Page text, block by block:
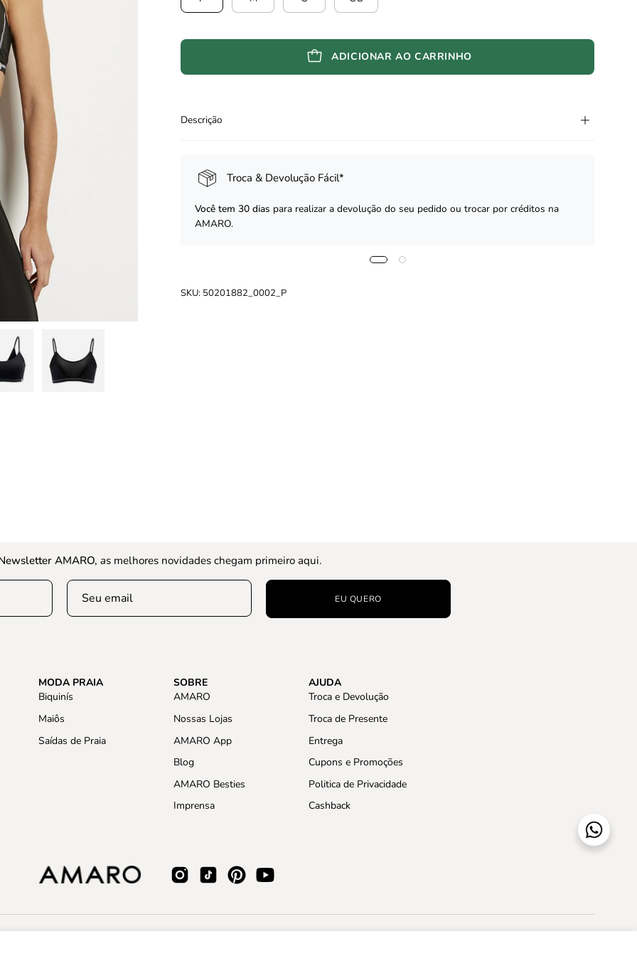
ADICIONAR AO CARRINHO
Descrição
Troca & Devolução Fácil*
Você tem 30 dias para realizar a devolução do seu pedido ou trocar por créditos na
AMARO.
SKU: 50201882_0002_P
AMARO, as melhores novidades chegam primeiro aqui.
EU QUERO
MODA PRAIA
Biquinís
Maiôs
Saídas de Praia
SOBRE
AMARO
Nossas Lojas
AMARO App
Blog
AMARO Besties
Imprensa
AJUDA
Troca e Devolução
Troca de Presente
Entrega
Cupons e Promoções
Politica de Privacidade
Cashback